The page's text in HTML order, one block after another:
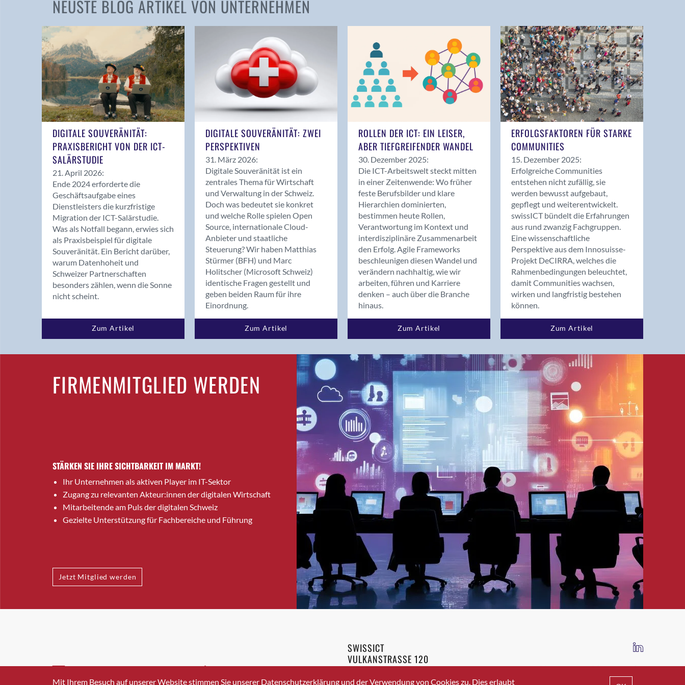
Andelfingen
Balsthal
Balzers
Bassersdorf
Benken (SG)
Bergdietikon
Bern - Liebefeld
Birsfelden
Bolligen
Bonaduz
Bonstetten
Bottighofen
Bremgarten bei Bern
Brig-Glis
Bronschhofen
Brugg
Brugg AG
Burgdorf
Bäretswil
Bülach
Cazis
Crissier
Davos Platz
NEUSTE BLOG ARTIKEL VON UNTERNEHMEN
DIGITALE SOUVERÄNITÄT:
PRAXISBERICHT VON DER ICT-
SALÄRSTUDIE
21. April 2026:
Ende 2024 erforderte die
Geschäftsaufgabe eines
Dienstleisters die kurzfristige
Migration der ICT-Salärstudie.
Was als Notfall begann, erwies sich
als Praxisbeispiel für digitale
Souveränität. Ein Bericht darüber,
warum Datenhoheit und
Schweizer Partnerschaften
besonders zählen, wenn die Sonne
nicht scheint.
Zum Artikel
DIGITALE SOUVERÄNITÄT: ZWEI
PERSPEKTIVEN
31. März 2026:
Digitale Souveränität ist ein
zentrales Thema für Wirtschaft
und Verwaltung in der Schweiz.
Doch was bedeutet sie konkret
und welche Rolle spielen Open
Source, internationale Cloud-
Anbieter und staatliche
Steuerung? Wir haben Matthias
Stürmer (BFH) und Marc
Holitscher (Microsoft Schweiz)
identische Fragen gestellt und
geben beiden Raum für ihre
Einordnung.
Zum Artikel
ROLLEN DER ICT: EIN LEISER,
ABER TIEFGREIFENDER WANDEL
30. Dezember 2025:
Die ICT-Arbeitswelt steckt mitten
in einer Zeitenwende: Wo früher
feste Berufsbilder und klare
Hierarchien dominierten,
bestimmen heute Rollen,
Verantwortung im Kontext und
interdisziplinäre Zusammenarbeit
den Erfolg. Agile Frameworks
beschleunigen diesen Wandel und
verändern nachhaltig, wie wir
arbeiten, führen und Karriere
denken – auch über die Branche
hinaus.
Zum Artikel
ERFOLGSFAKTOREN FÜR STARKE
COMMUNITIES
15. Dezember 2025:
Erfolgreiche Communities
entstehen nicht zufällig, sie
werden bewusst aufgebaut,
gepflegt und weiterentwickelt.
swissICT bündelt die Erfahrungen
aus rund zwanzig Fachgruppen.
Eine wissenschaftliche
Perspektive aus dem Innosuisse-
Projekt DeCIRRA, welches die
Rahmenbedingungen beleuchtet,
damit Communities wachsen,
wirken und langfristig bestehen
können.
Zum Artikel
FIRMENMITGLIED WERDEN
STÄRKEN SIE IHRE SICHTBARKEIT IM MARKT!
Ihr Unternehmen als aktiven Player im IT-Sektor
Zugang zu relevanten Akteur:innen der digitalen Wirtschaft
Mitarbeitende am Puls der digitalen Schweiz
Gezielte Unterstützung für Fachbereiche und Führung
Jetzt Mitglied werden
INFO@SWISSICT.CH +41 43 336 40 20
SWISSICT
VULKANSTRASSE 120
8048 ZURICH
IMPRESSUM DATENSCHUTZ AGB
Mit Ihrem Besuch auf unserer Website stimmen Sie unserer Datenschutzerklärung und der Verwendung von Cookies zu. Dies erlaubt